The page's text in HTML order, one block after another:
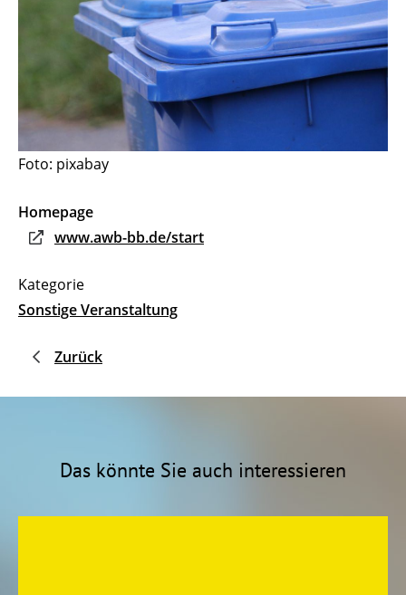
Foto: pixabay
Homepage
www.awb-bb.de/start
Sonstige Veranstaltung
Zurück
Das könnte Sie auch interessieren